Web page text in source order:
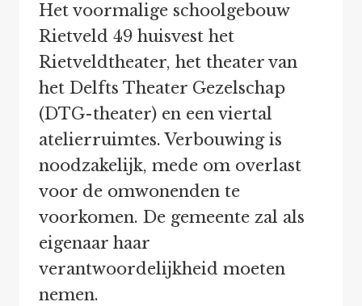
Het voormalige schoolgebouw
Rietveld 49 huisvest het
Rietveldtheater, het theater van
het Delfts Theater Gezelschap
(DTG-theater) en een viertal
atelierruimtes. Verbouwing is
noodzakelijk, mede om overlast
voor de omwonenden te
voorkomen. De gemeente zal als
eigenaar haar
verantwoordelijkheid moeten
nemen.